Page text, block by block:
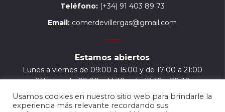
Teléfono: (+34) 91 403 89 73
Email: comerdevillergas@gmail.com
Estamos abiertos
Lunes a viernes de 09:00 a 15:00 y de 17:00 a 21:00
Sábados de 09:00 a 14:30 y de 17:30 a 20:30
Usamos cookies en nuestro sitio web para brindarle la
experiencia más relevante recordando sus